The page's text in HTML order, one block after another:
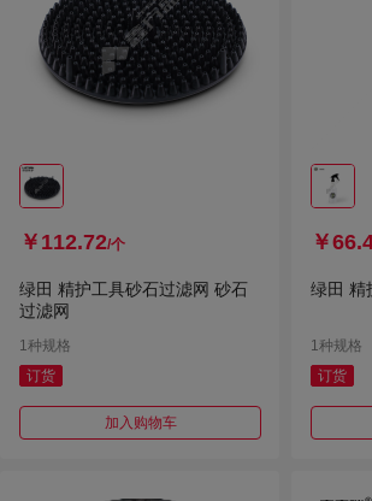
￥112.72/个
绿田 精护工具砂石过滤网 砂石
过滤网
1种规格
订货
加入购物车
￥
绿田 精
1种规格
订货